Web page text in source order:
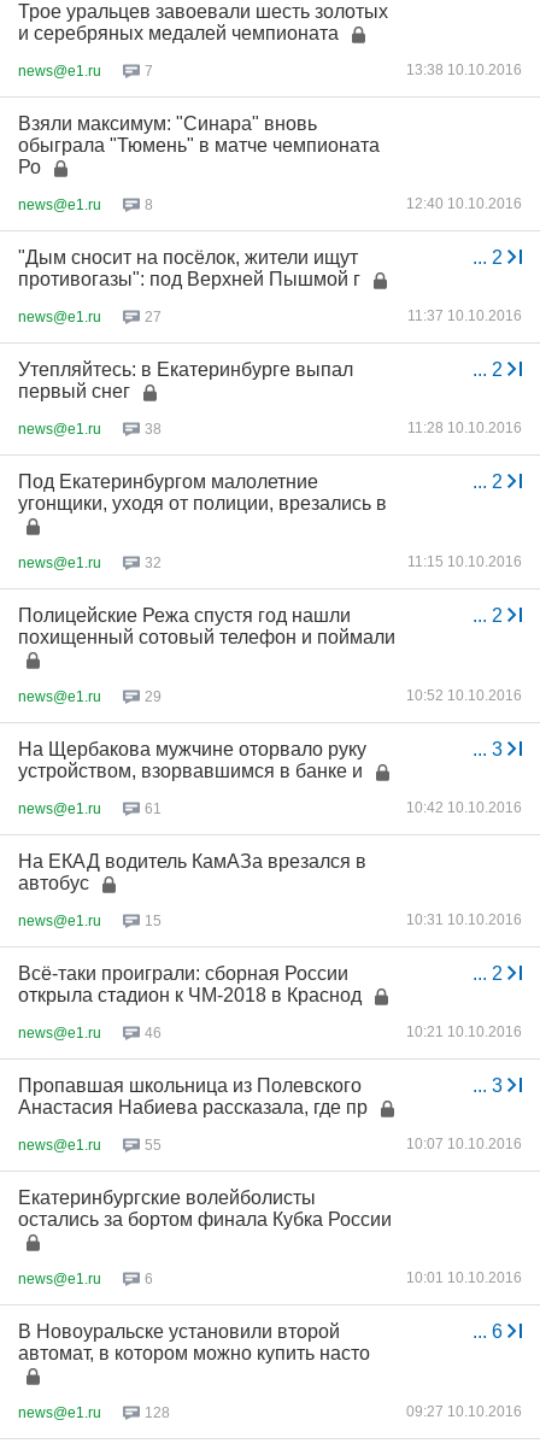
Трое уральцев завоевали шесть золотых
и серебряных медалей чемпионата
news@e1.ru 7 13:38 10.10.2016
Взяли максимум: "Синара" вновь
обыграла "Тюмень" в матче чемпионата
Ро
news@e1.ru 8 12:40 10.10.2016
... 2
"Дым сносит на посёлок, жители ищут
противогазы": под Верхней Пышмой г
news@e1.ru 27 11:37 10.10.2016
... 2
Утепляйтесь: в Екатеринбурге выпал
первый снег
news@e1.ru 38 11:28 10.10.2016
... 2
Под Екатеринбургом малолетние
угонщики, уходя от полиции, врезались в
news@e1.ru 32 11:15 10.10.2016
... 2
Полицейские Режа спустя год нашли
похищенный сотовый телефон и поймали
news@e1.ru 29 10:52 10.10.2016
... 3
На Щербакова мужчине оторвало руку
устройством, взорвавшимся в банке и
news@e1.ru 61 10:42 10.10.2016
На ЕКАД водитель КамАЗа врезался в
автобус
news@e1.ru 15 10:31 10.10.2016
... 2
Всё-таки проиграли: сборная России
открыла стадион к ЧМ-2018 в Краснод
news@e1.ru 46 10:21 10.10.2016
... 3
Пропавшая школьница из Полевского
Анастасия Набиева рассказала, где пр
news@e1.ru 55 10:07 10.10.2016
Екатеринбургские волейболисты
остались за бортом финала Кубка России
news@e1.ru 6 10:01 10.10.2016
... 6
В Новоуральске установили второй
автомат, в котором можно купить насто
news@e1.ru 128 09:27 10.10.2016